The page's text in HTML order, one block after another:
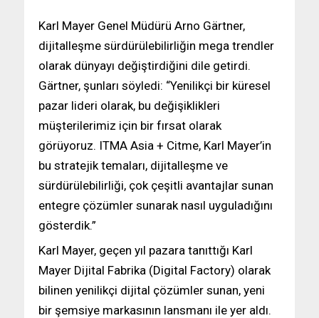
Karl Mayer Genel Müdürü Arno Gärtner,
dijitalleşme sürdürülebilirliğin mega trendler
olarak dünyayı değiştirdiğini dile getirdi.
Gärtner, şunları söyledi: “Yenilikçi bir küresel
pazar lideri olarak, bu değişiklikleri
müşterilerimiz için bir fırsat olarak
görüyoruz. ITMA Asia + Citme, Karl Mayer’in
bu stratejik temaları, dijitalleşme ve
sürdürülebilirliği, çok çeşitli avantajlar sunan
entegre çözümler sunarak nasıl uyguladığını
gösterdik.”
Karl Mayer, geçen yıl pazara tanıttığı Karl
Mayer Dijital Fabrika (Digital Factory) olarak
bilinen yenilikçi dijital çözümler sunan, yeni
bir şemsiye markasının lansmanı ile yer aldı.